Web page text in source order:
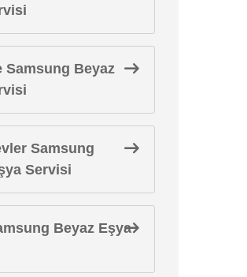
Samsung Beyaz
Samsung
Servisi
Beyaz Eşya